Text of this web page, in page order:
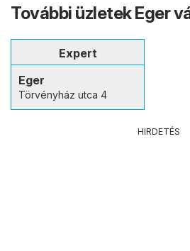
További üzletek Eger
Expert
Eger
Törvényház utca 4
HIRDETÉS